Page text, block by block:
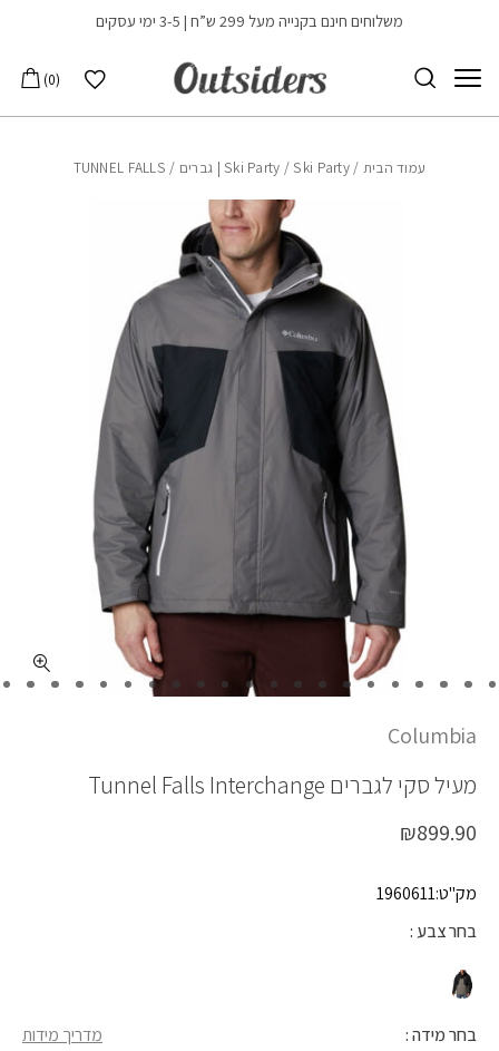
Skip to Contentמשלוחים חינם בקנייה מעל 299 ש”ח | 3-5 ימי עסקים
הרשימה שלי
0
עמוד הבית /
Ski Party /Ski Party | גברים / TUNNEL FALLS
Columbia
מעיל סקי לגברים Tunnel Falls Interchange
₪899.90
מק"ט:1960611
בחר צבע
בחר מידה מדריך מידות